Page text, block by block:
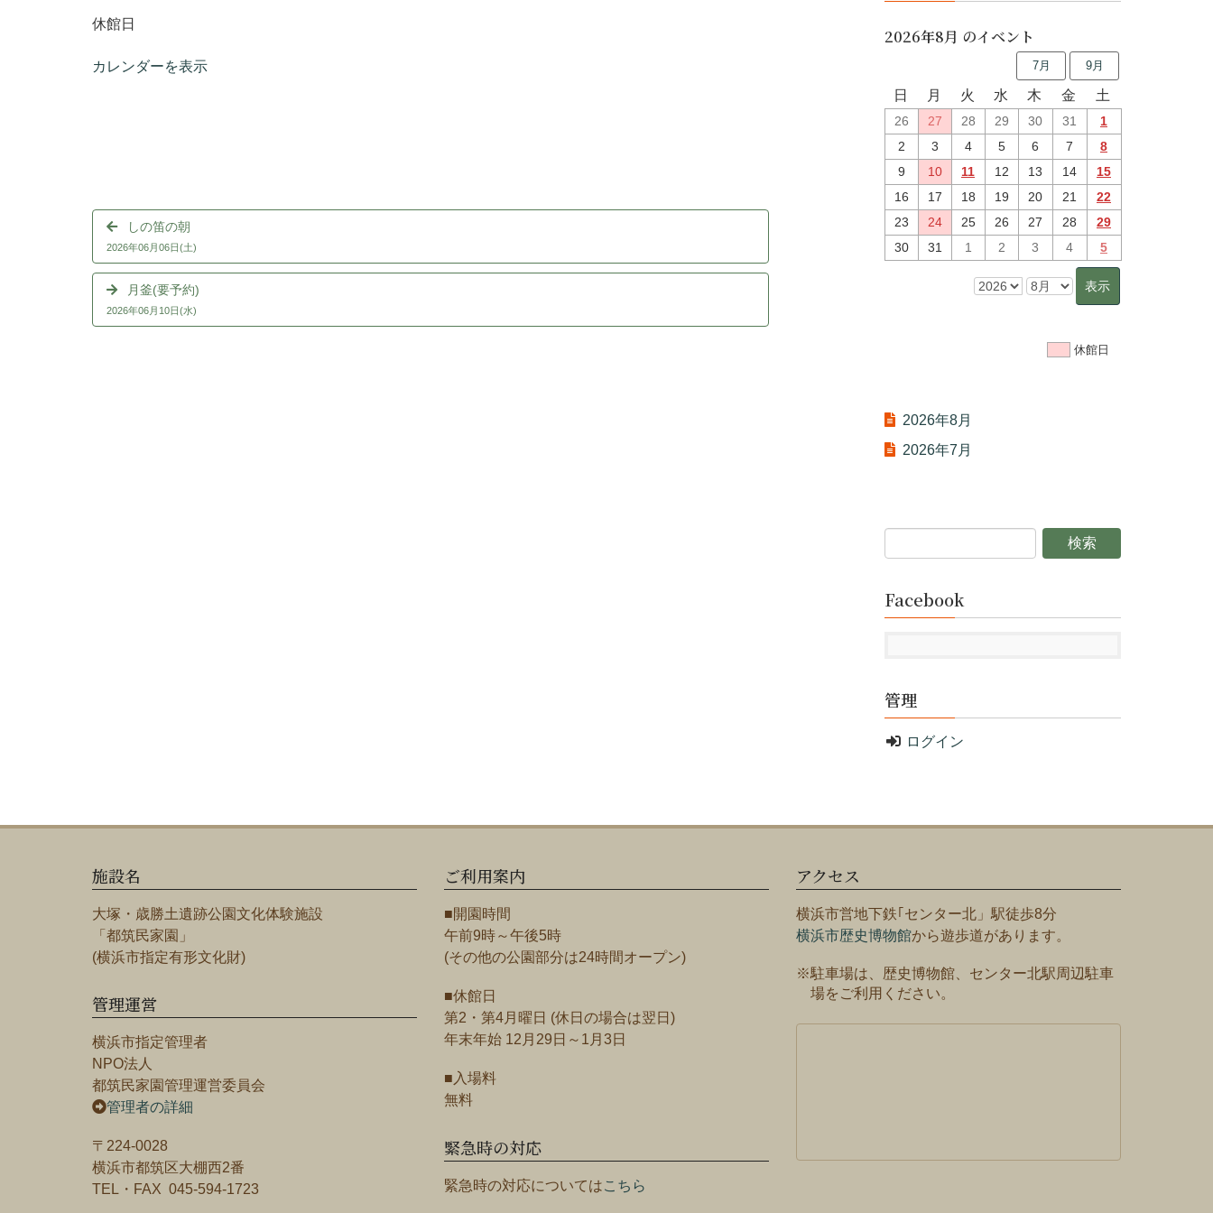
休館日
カレンダーを表示
しの笛の朝
2026年06月06日(土)
月釜(要予約)
2026年06月10日(水)
2026年8月 のイベント
7月 9月
日 月 火 水 木 金 土
26 27 28 29 30 31
1
2
3 4 5 6 7
8
9
10 11 12 13 14
15
16
17 18 19 20 21
22
23
24 25 26 27 28
29
30
31 1 2 3 4 5
休館日
2026年8月
2026年7月
Facebook
管理
ログイン
施設名
大塚・歳勝土遺跡公園文化体験施設
「都筑民家園」
(横浜市指定有形文化財)
管理運営
横浜市指定管理者
NPO法人
都筑民家園管理運営委員会
管理者の詳細
〒224-0028
横浜市都筑区大棚西2番
TEL・FAX 045-594-1723
ご利用案内
■開園時間
午前9時～午後5時
(その他の公園部分は24時間オープン)
■休館日
第2・第4月曜日 (休日の場合は翌日)
年末年始 12月29日～1月3日
■入場料
無料
緊急時の対応
緊急時の対応についてはこちら
アクセス
横浜市営地下鉄｢センター北」駅徒歩8分
横浜市歴史博物館から遊歩道があります。
※駐車場は、歴史博物館、センター北駅周辺駐車
場をご利用ください。